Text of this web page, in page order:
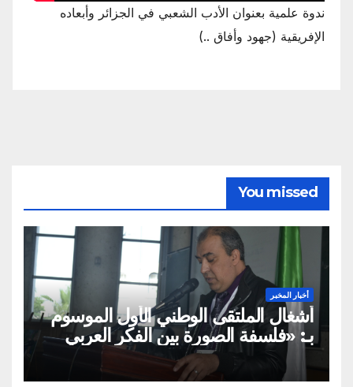
ندوة علمية بعنوان الأدب الشعبي في الجزائر وأبعاده
الإفريقية (جهود وأفاق ..)
You missed
أخبار المخبر
أشغال الملتقى الوطني الأول الموسوم
بـ: «فلسفة الصورة بين الفكر العربي
الإسلامي والفكر الغربي: من
الميتافيزيقيا المتعالية إلى الممارسة